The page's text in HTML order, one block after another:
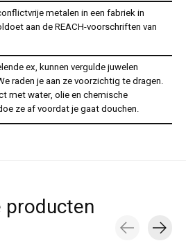
metalen in een fabriek in
aan de REACH-voorschriften van
ex, kunnen vergulde juwelen
raden je aan ze voorzichtig te dragen.
met water, olie en chemische
ze af voordat je gaat douchen.
producten